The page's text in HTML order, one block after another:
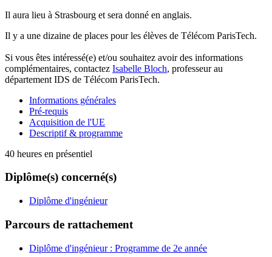
Il aura lieu à Strasbourg et sera donné en anglais.
Il y a une dizaine de places pour les élèves de Télécom ParisTech.
Si vous êtes intéressé(e) et/ou souhaitez avoir des informations
complémentaires, contactez Isabelle Bloch, professeur au
département IDS de Télécom ParisTech.
Informations générales
Pré-requis
Acquisition de l'UE
Descriptif & programme
40 heures en présentiel
Diplôme(s) concerné(s)
Diplôme d'ingénieur
Parcours de rattachement
Diplôme d'ingénieur : Programme de 2e année